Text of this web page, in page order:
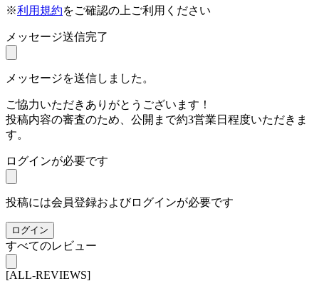
※利用規約をご確認の上ご利用ください
メッセージ送信完了
メッセージを送信しました。
ご協力いただきありがとうございます！
投稿内容の審査のため、公開まで約3営業日程度いただきま
す。
ログインが必要です
投稿には会員登録およびログインが必要です
ログイン
すべてのレビュー
[ALL-REVIEWS]